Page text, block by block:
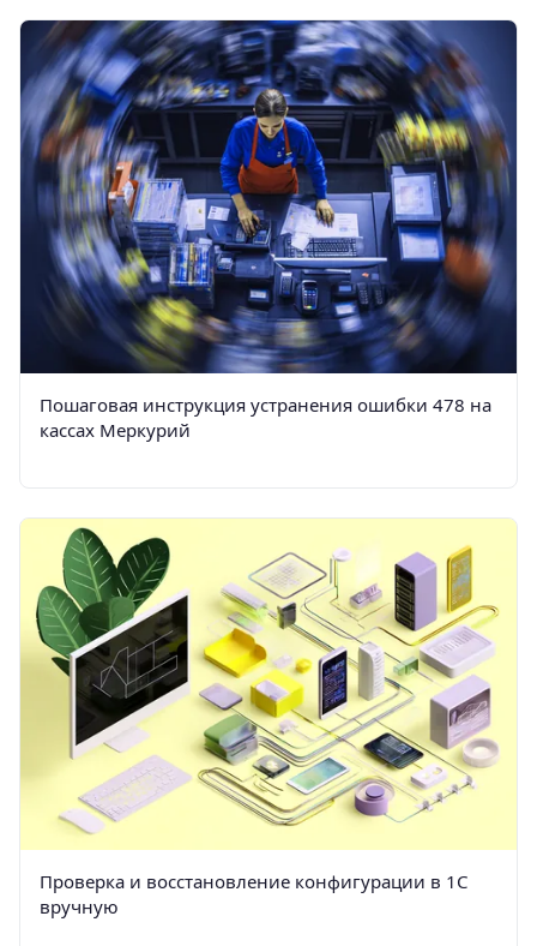
Пошаговая инструкция устранения ошибки 478 на
кассах Меркурий
Проверка и восстановление конфигурации в 1С
вручную